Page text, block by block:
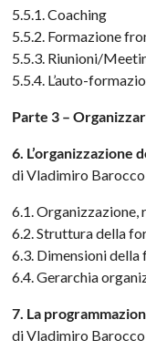
5.5.1. Coaching
5.5.2. Formazione
5.5.3. Riunioni/
5.5.4. L’auto-
Parte 3 –
6. L’organizzazione
di Vladimiro Barocco
6.1.
6.2. Struttura della
6.3. Dimensioni
6.4. Gerarchia
7. La
di Vladimiro Barocco